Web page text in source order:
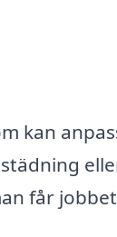
kan
får